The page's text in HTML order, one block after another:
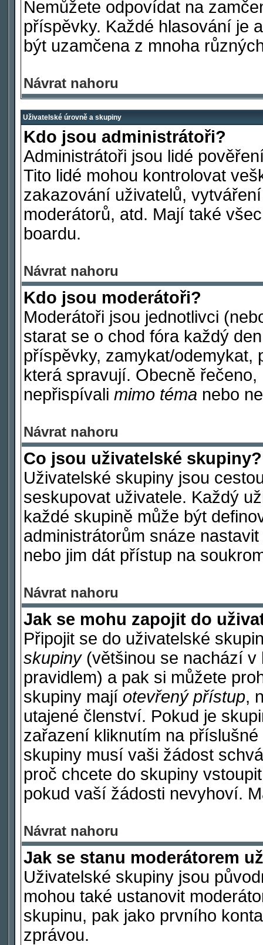
Nemůžete odpovídat na
příspěvky. Každé hlasování je
být uzamčena z mnoha
Návrat nahoru
Uživatelské úrovně a skupiny
Kdo jsou administrátoři?
Administrátoři jsou lidé
Tito lidé mohou kontrolovat
zakazování uživatelů,
moderátorů, atd. Mají také
boardu.
Návrat nahoru
Kdo jsou moderátoři?
Moderátoři jsou jednotlivci
starat se o chod fóra každý
příspěvky, zamykat/odemykat,
která spravují. Obecně
nepřispívali mimo téma nebo
Návrat nahoru
Co jsou uživatelské skupiny?
Uživatelské skupiny jsou
seskupovat uživatele. Každý
každé skupině může být
administrátorům snáze
nebo jim dát přístup na
Návrat nahoru
Jak se mohu zapojit do
Připojit se do uživatelské
skupiny(většinou se nachází v
pravidlem) a pak si můžete
skupiny mají otevřený přístup,
utajené členství. Pokud je
zařazení kliknutím na
skupiny musí vaši žádost
proč chcete do skupiny
pokud vaší žádosti nevyhoví.
Návrat nahoru
Jak se stanu moderátorem
Uživatelské skupiny jsou
mohou také ustanovit
skupinu, pak jako prvního
zprávou.